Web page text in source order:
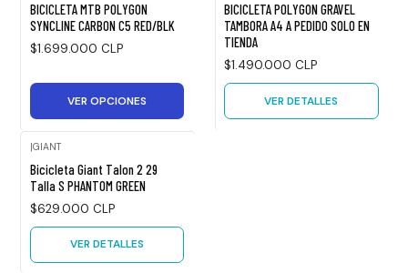
BICICLETA MTB POLYGON
SYNCLINE CARBON C5 RED/BLK
$1.699.000 CLP
VER OPCIONES
BICICLETA POLYGON GRAVEL
TAMBORA A4 A PEDIDO SOLO EN
TIENDA
$1.490.000 CLP
VER DETALLES
|GIANT
Bicicleta Giant Talon 2 29
Talla S PHANTOM GREEN
$629.000 CLP
VER DETALLES